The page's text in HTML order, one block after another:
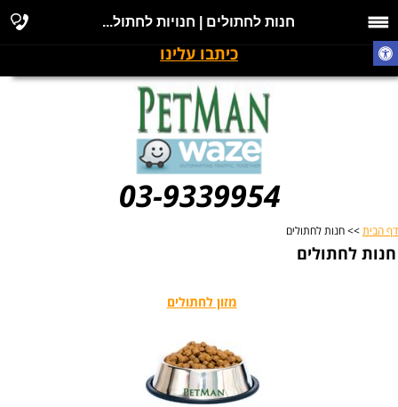
חנות לחתולים | חנויות לחתול...
כיתבו עלינו
03-9339954
דף הבית >> חנות לחתולים
חנות לחתולים
מזון לחתולים